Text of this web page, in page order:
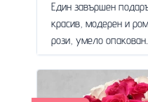
Един завършен
красив, модерен и
рози, умело